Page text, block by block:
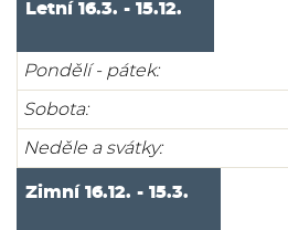
Letní 16.3. - 15.12.
Pondělí - pátek:
Sobota:
Neděle a svátky:
Zimní 16.12. - 15.3.